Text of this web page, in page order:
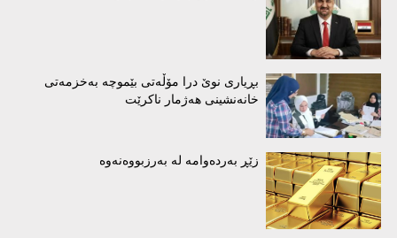
بڕیاری نوێ درا مۆڵەتی بێموچە بەخزمەتی
خانەنشینی هەژمار ناکرێت
زێڕ بەردەوامە لە بەرزبووەنەوە